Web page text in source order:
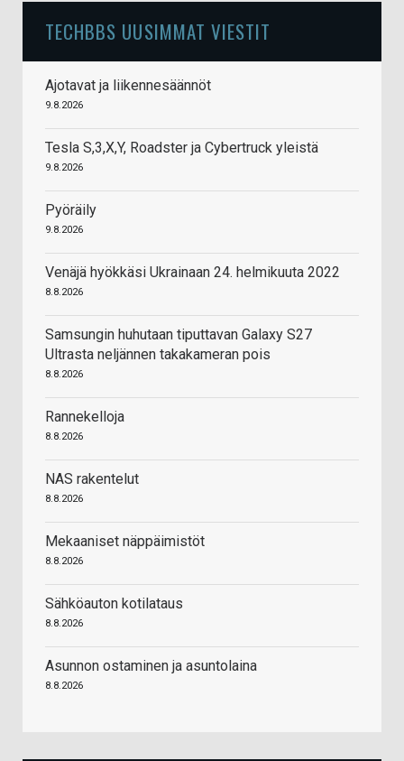
TECHBBS UUSIMMAT VIESTIT
Ajotavat ja liikennesäännöt
9.8.2026
Tesla S,3,X,Y, Roadster ja Cybertruck yleistä
9.8.2026
Pyöräily
9.8.2026
Venäjä hyökkäsi Ukrainaan 24. helmikuuta 2022
8.8.2026
Samsungin huhutaan tiputtavan Galaxy S27
Ultrasta neljännen takakameran pois
8.8.2026
Rannekelloja
8.8.2026
NAS rakentelut
8.8.2026
Mekaaniset näppäimistöt
8.8.2026
Sähköauton kotilataus
8.8.2026
Asunnon ostaminen ja asuntolaina
8.8.2026